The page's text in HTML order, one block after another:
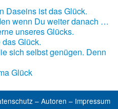
Daseins ist das Glück.
wenn Du weiter danach …
unseres Glücks.
Glück.
sich selbst genügen. Denn
Glück
– Autoren – Impressum